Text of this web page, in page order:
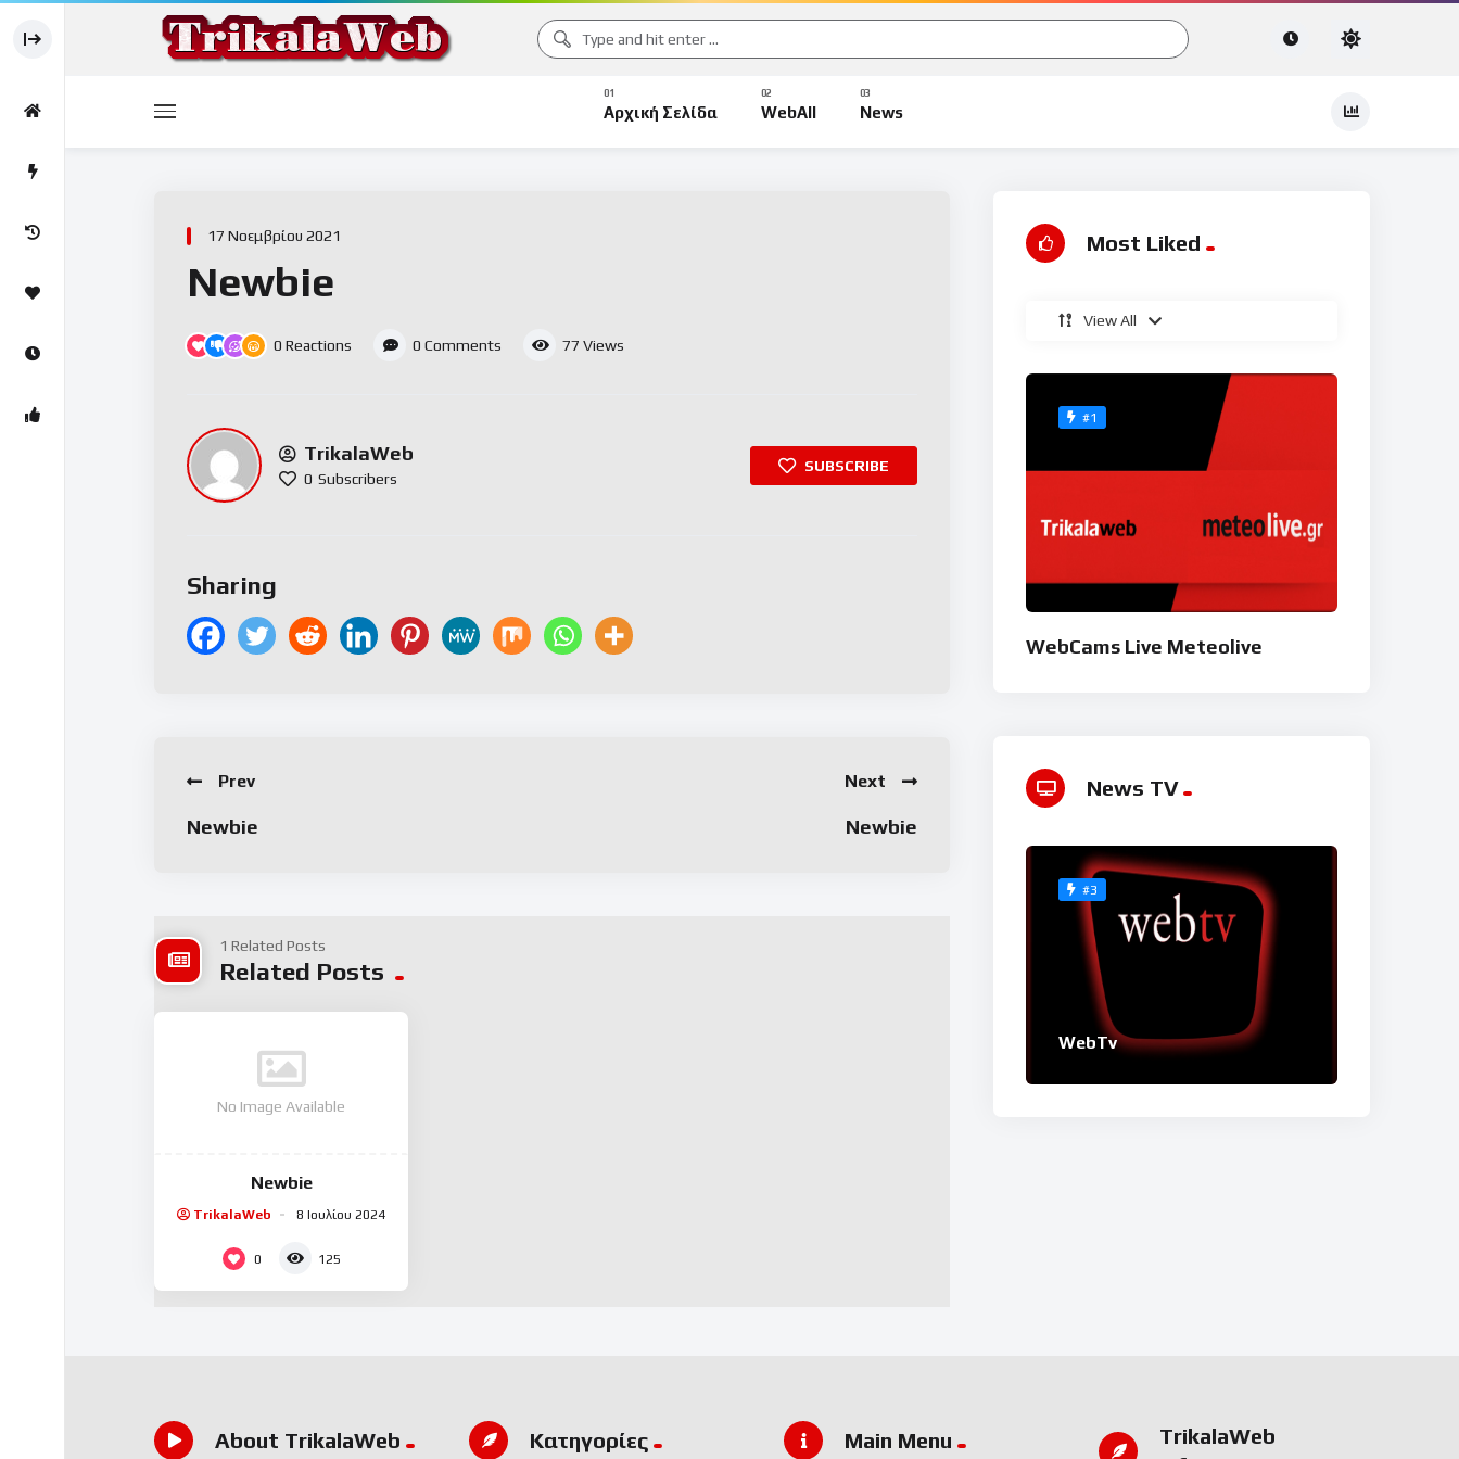
Αρχική Σελίδα WebAll News
17 Νοεμβρίου 2021
Newbie
0 Reactions 0 Comments 77 Views
TrikalaWeb
0 Subscribers
SUBSCRIBE
Sharing
Prev
Newbie
Next
Newbie
1 Related Posts
Related Posts
No Image Available
Newbie
TrikalaWeb 8 Ιουλίου 2024
0 125
Most Liked
View All
#1
WebCams Live Meteolive
News TV
#3
WebTv
About TrikalaWeb Kατηγορίες Main Menu
TrikalaWeb